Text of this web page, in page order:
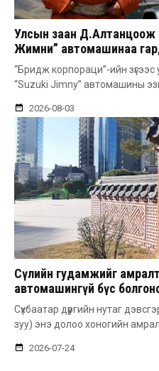
Улсын заан Д.Алтанцоож
Жимни” автомашинаа
“Бридж корпораци”-ийн
“Suzuki Jimny” автомашины
2026-08-03
Сөүлийн гудамжийг
автомашингүй бүс
Сүхбаатар дүүргийн нутаг
зуу) энэ долоо хоногийн
2026-07-24